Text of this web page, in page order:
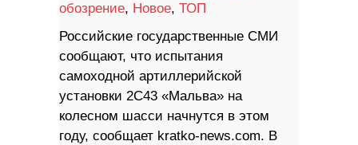
обозрение, Новое, ТОП
Российские государственные СМИ
сообщают, что испытания
самоходной артиллерийской
установки 2С43 «Мальва» на
колесном шасси начнутся в этом
году, сообщает kratko-news.com. В